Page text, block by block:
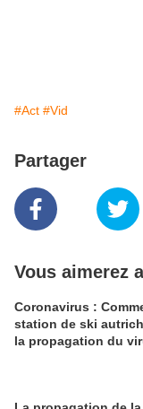
#Act #Vid
Partager
Vous aimerez
Coronavirus :
station de ski
la propagation du